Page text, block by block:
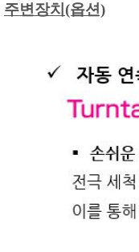
주변장치(옵션)